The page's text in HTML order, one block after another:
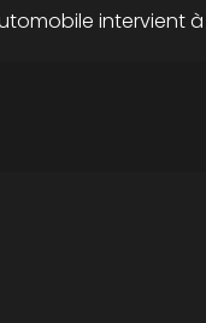
intervient à